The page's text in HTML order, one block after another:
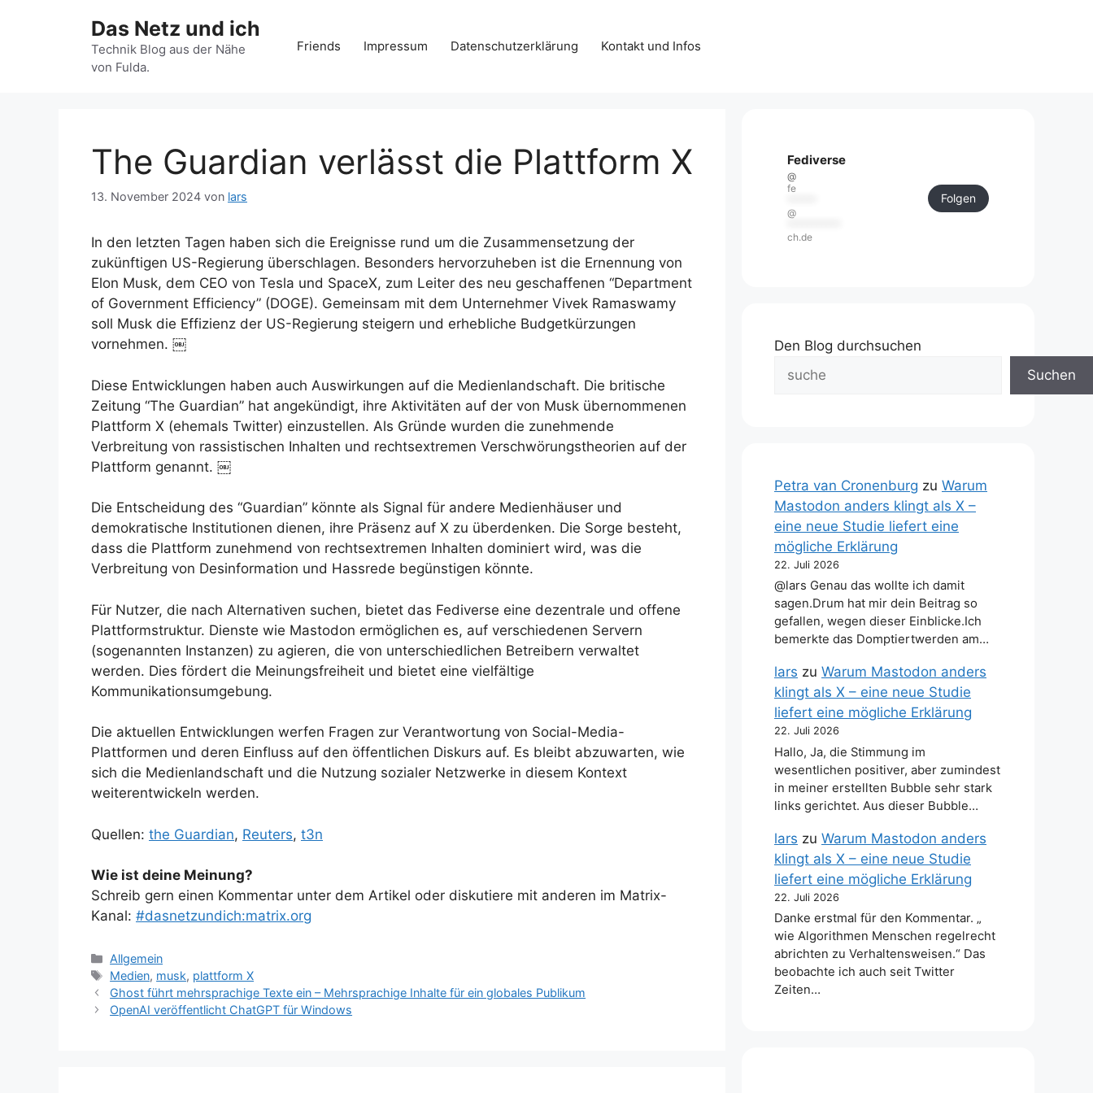
Das Netz und ich
Technik Blog aus der Nähe
von Fulda.
Friends Impressum Datenschutzerklärung Kontakt und Infos
The Guardian verlässt die Plattform X
13. November 2024 von lars
In den letzten Tagen haben sich die Ereignisse rund um die Zusammensetzung der
zukünftigen US-Regierung überschlagen. Besonders hervorzuheben ist die Ernennung von
Elon Musk, dem CEO von Tesla und SpaceX, zum Leiter des neu geschaffenen “Department
of Government Efficiency” (DOGE). Gemeinsam mit dem Unternehmer Vivek Ramaswamy
soll Musk die Effizienz der US-Regierung steigern und erhebliche Budgetkürzungen
vornehmen. ￼
Diese Entwicklungen haben auch Auswirkungen auf die Medienlandschaft. Die britische
Zeitung “The Guardian” hat angekündigt, ihre Aktivitäten auf der von Musk übernommenen
Plattform X (ehemals Twitter) einzustellen. Als Gründe wurden die zunehmende
Verbreitung von rassistischen Inhalten und rechtsextremen Verschwörungstheorien auf der
Plattform genannt. ￼
Die Entscheidung des “Guardian” könnte als Signal für andere Medienhäuser und
demokratische Institutionen dienen, ihre Präsenz auf X zu überdenken. Die Sorge besteht,
dass die Plattform zunehmend von rechtsextremen Inhalten dominiert wird, was die
Verbreitung von Desinformation und Hassrede begünstigen könnte.
Für Nutzer, die nach Alternativen suchen, bietet das Fediverse eine dezentrale und offene
Plattformstruktur. Dienste wie Mastodon ermöglichen es, auf verschiedenen Servern
(sogenannten Instanzen) zu agieren, die von unterschiedlichen Betreibern verwaltet
werden. Dies fördert die Meinungsfreiheit und bietet eine vielfältige
Kommunikationsumgebung.
Die aktuellen Entwicklungen werfen Fragen zur Verantwortung von Social-Media-
Plattformen und deren Einfluss auf den öffentlichen Diskurs auf. Es bleibt abzuwarten, wie
sich die Medienlandschaft und die Nutzung sozialer Netzwerke in diesem Kontext
weiterentwickeln werden.
Quellen: the Guardian, Reuters, t3n
Wie ist deine Meinung?
Schreib gern einen Kommentar unter dem Artikel oder diskutiere mit anderen im Matrix-
Kanal: #dasnetzundich:matrix.org
Kategorien
Allgemein
Schlagwörter
Medien, musk, plattform X
Ghost führt mehrsprachige Texte ein – Mehrsprachige Inhalte für ein globales Publikum
OpenAI veröffentlicht ChatGPT für Windows
Fediverse
@
fe
@
ch.de
Folgen
Den Blog durchsuchen
Suchen
Petra van Cronenburg zu Warum
Mastodon anders klingt als X –
eine neue Studie liefert eine
mögliche Erklärung
22. Juli 2026
@lars Genau das wollte ich damit
sagen.Drum hat mir dein Beitrag so
gefallen, wegen dieser Einblicke.Ich
bemerkte das Domptiertwerden am…
lars zu Warum Mastodon anders
klingt als X – eine neue Studie
liefert eine mögliche Erklärung
22. Juli 2026
Hallo, Ja, die Stimmung im
wesentlichen positiver, aber zumindest
in meiner erstellten Bubble sehr stark
links gerichtet. Aus dieser Bubble…
lars zu Warum Mastodon anders
klingt als X – eine neue Studie
liefert eine mögliche Erklärung
22. Juli 2026
Danke erstmal für den Kommentar. „
wie Algorithmen Menschen regelrecht
abrichten zu Verhaltensweisen.“ Das
beobachte ich auch seit Twitter
Zeiten…